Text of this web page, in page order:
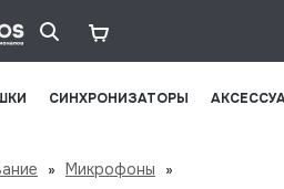
СИНХРОНИЗАТОРЫ
» Микрофоны
»